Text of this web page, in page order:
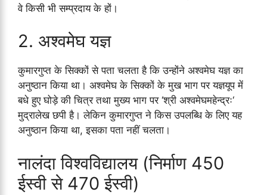
वे किसी भी सम्प्रदाय के हों।
2. अश्वमेघ यज्ञ
कुमारगुप्त के सिक्कों से पता चलता है कि उन्होंने अश्वमेघ यज्ञ का
अनुष्ठान किया था। अश्वमेघ के सिक्कों के मुख भाग पर यज्ञयूप में
बधे हुए घोड़े की चित्र तथा मुख्य भाग पर ‘श्री अश्वमेघमहेन्द्रः‘
मुद्रालेख छपी है। लेकिन कुमारगुप्त ने किस उपलब्धि के लिए यह
अनुष्ठान किया था, इसका पता नहीं चलता।
नालंदा विश्वविद्यालय (निर्माण 450
ईस्वी से 470 ईस्वी)